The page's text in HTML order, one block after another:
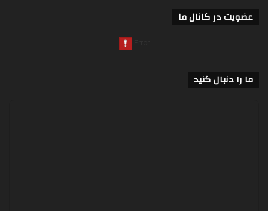
عضویت در کانال ما
ما را دنبال کنید